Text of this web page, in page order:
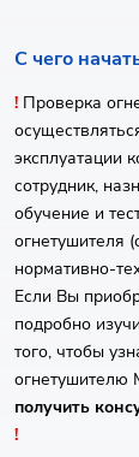
С чего
! Проверка
эксплуатации
сотрудник,
обучение и
огнетушителя
нормативно-
Если Вы
подробно
того, чтобы
огнетушителю
получить
!